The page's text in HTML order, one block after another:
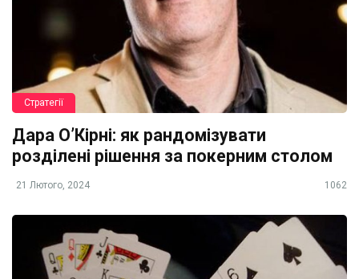
Стратегії
Дара О’Кірні: як рандомізувати
розділені рішення за покерним столом
21 Лютого, 2024 1062